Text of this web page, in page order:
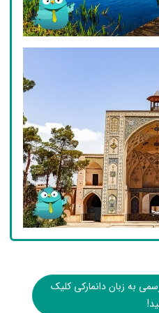
به زبان دانمارکی کلیک